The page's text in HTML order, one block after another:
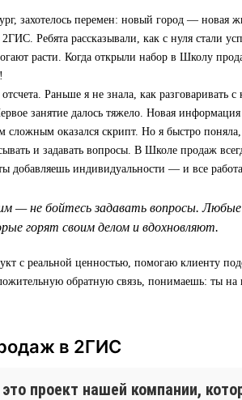
захотелось перемен: новый город — новая
Ребята рассказывали, как с нуля стали
расти. Когда открыли набор в Школу
Раньше я не знала, как разговаривать с
занятие далось тяжело. Новая
оказался скрипт. Но я быстро
и задавать вопросы. В Школе продаж
добавляешь индивидуальности — и все
— не бойтесь задавать вопросы.
горят своим делом и вдохновляют.
с реальной ценностью, помогаю клиенту
обратную связь, понимаешь: ты
в 2ГИС
проект нашей компании,